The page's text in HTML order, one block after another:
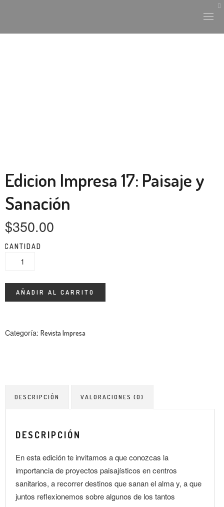
FICHAS
LAND-ESCAPE
ENTREVISTA
TENDENCIAS
CONSEJO HONORÍFICO
Edicion Impresa 17: Paisaje y
Sanación
$350.00
CANTIDAD
AÑADIR AL CARRITO
Categoría: Revista Impresa
DESCRIPCIÓN VALORACIONES (0)
DESCRIPCIÓN
En esta edición te invitamos a que conozcas la
importancia de proyectos paisajísticos en centros
sanitarios, a recorrer destinos que sanan el alma y, a que
juntos reflexionemos sobre algunos de los tantos